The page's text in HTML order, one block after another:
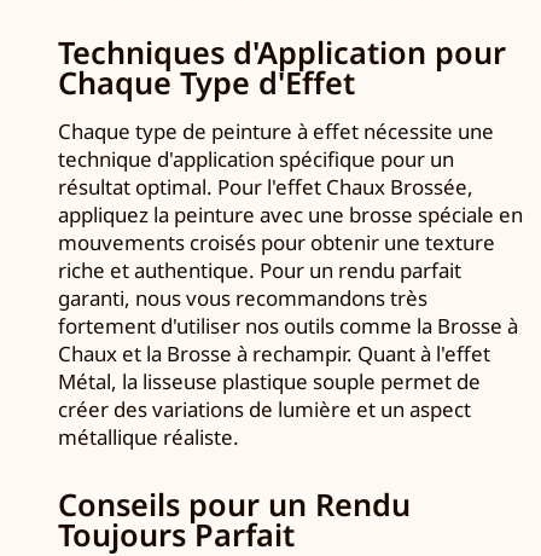
Techniques d'Application pour
Chaque Type d'Effet
Chaque type de peinture à effet nécessite une
technique d'application spécifique pour un
résultat optimal. Pour l'effet Chaux Brossée,
appliquez la peinture avec une brosse spéciale en
mouvements croisés pour obtenir une texture
riche et authentique. Pour un rendu parfait
garanti, nous vous recommandons très
fortement d'utiliser nos outils comme la Brosse à
Chaux et la Brosse à rechampir. Quant à l'effet
Métal, la lisseuse plastique souple permet de
créer des variations de lumière et un aspect
métallique réaliste.
Conseils pour un Rendu
Toujours Parfait